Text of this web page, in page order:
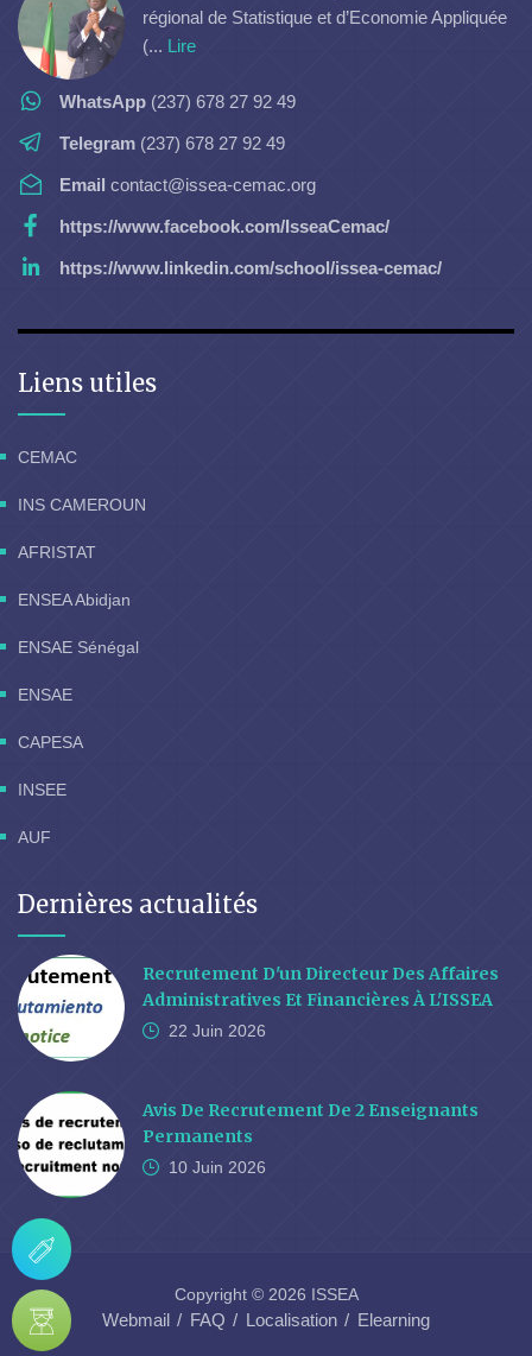
régional de Statistique et d’Economie Appliquée
(... Lire
WhatsApp (237) 678 27 92 49
Telegram (237) 678 27 92 49
Email contact@issea-cemac.org
https://www.facebook.com/IsseaCemac/
https://www.linkedin.com/school/issea-cemac/
Liens utiles
CEMAC
INS CAMEROUN
AFRISTAT
ENSEA Abidjan
ENSAE Sénégal
ENSAE
CAPESA
INSEE
AUF
Dernières actualités
Recrutement D'un Directeur Des Affaires
Administratives Et Financières À L'ISSEA
22 Juin 2026
Avis De Recrutement De 2 Enseignants
Permanents
10 Juin 2026
Copyright © 2026 ISSEA
Webmail FAQ Localisation Elearning